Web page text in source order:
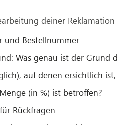
deiner
und Bestellnummer
Was genau ist der Grund
auf denen ersichtlich
(in %) ist betroffen?
Rückfragen